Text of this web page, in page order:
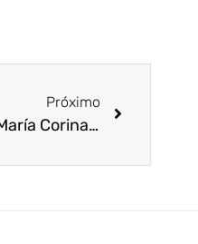
Próximo
María Corina será investigada por fraude, diz MP da Venezuela